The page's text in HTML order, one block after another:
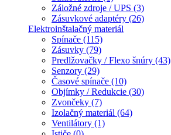
Záložné zdroje / UPS (3)
Zásuvkové adaptéry (26)
Elektroinštalačný materiál
Spínače (115)
Zásuvky (79)
Predlžovačky / Flexo šnúry (43)
Senzory (29)
Časové spínače (10)
Objímky / Redukcie (30)
Zvončeky (7)
Izolačný materiál (64)
Ventilátory (1)